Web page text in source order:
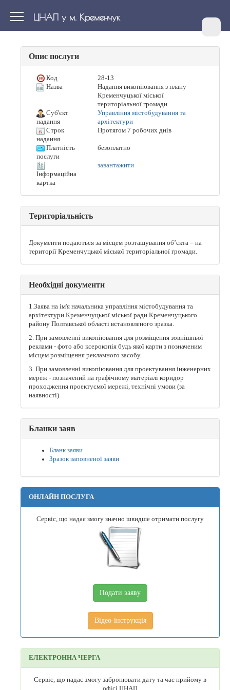
ЦНАП у м. Кременчук
Опис послуги
Код
28-13
Назва
Надання викопіювання з плану
Кременчуцької міської
територіальної громади
Суб'єкт
надання
Управління містобудування та
архітектури
Строк
надання
Протягом 7 робочих днів
Платність
послуги
безоплатно
Інформаційна
картка
завантажити
Територіальність
Документи подаються за місцем розташування об’єкта – на
території Кременчуцької міської територіальної громади.
Необхідні документи
1.Заява на ім'я начальника управління містобудування та
архітектури Кременчуцької міської ради Кременчуцького
району Полтавської області встановленого зразка.
2. При замовленні викопіювання для розміщення зовнішньої
реклами - фото або ксерокопія будь якої карти з позначеним
місцем розміщення рекламного засобу.
3. При замовленні викопіювання для проектування інженерних
мереж - позначений на графічному матеріалі коридор
проходження проектуємої мережі, технічні умови (за
наявності).
Бланки заяв
Бланк заяви
Зразок заповненої заяви
ОНЛАЙН ПОСЛУГА
Сервіс, що надає змогу значно швидше отримати послугу
Подати заяву
Відео-інструкція
ЕЛЕКТРОННА ЧЕРГА
Сервіс, що надає змогу забронювати дату та час прийому в
офісі ЦНАП